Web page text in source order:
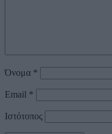
Όνομα *
Email *
Ιστότοπος